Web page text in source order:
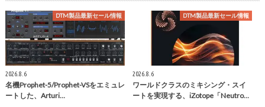
DTM製品最新セール情報
2026.8.6
名機Prophet-5/Prophet-VSをエミュレ
ートした、Arturi…
DTM製品最新セール情報
2026.8.6
ワールドクラスのミキシング・スイ
ートを実現する、iZotope「Neutro…